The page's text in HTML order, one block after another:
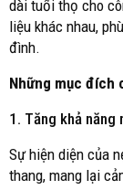
dài tuổi thọ cho
liệu khác nhau,
đình.
Những mục đích
1. Tăng khả năng
Sự hiện diện của
thang, mang lại